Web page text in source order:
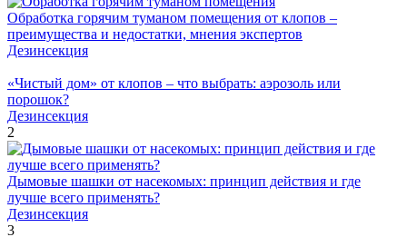
Обработка горячим туманом помещения от клопов –
преимущества и недостатки, мнения экспертов
Дезинсекция
«Чистый дом» от клопов – что выбрать: аэрозоль или
порошок?
Дезинсекция
2
Дымовые шашки от насекомых: принцип действия и где
лучше всего применять?
Дезинсекция
3